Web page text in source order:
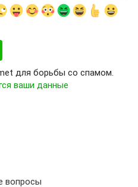
для борьбы со спамом.
ваши данные
вопросы